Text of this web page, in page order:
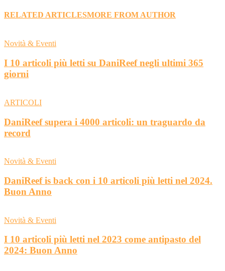
RELATED ARTICLESMORE FROM AUTHOR
Novità & Eventi
I 10 articoli più letti su DaniReef negli ultimi 365
giorni
ARTICOLI
DaniReef supera i 4000 articoli: un traguardo da
record
Novità & Eventi
DaniReef is back con i 10 articoli più letti nel 2024.
Buon Anno
Novità & Eventi
I 10 articoli più letti nel 2023 come antipasto del
2024: Buon Anno